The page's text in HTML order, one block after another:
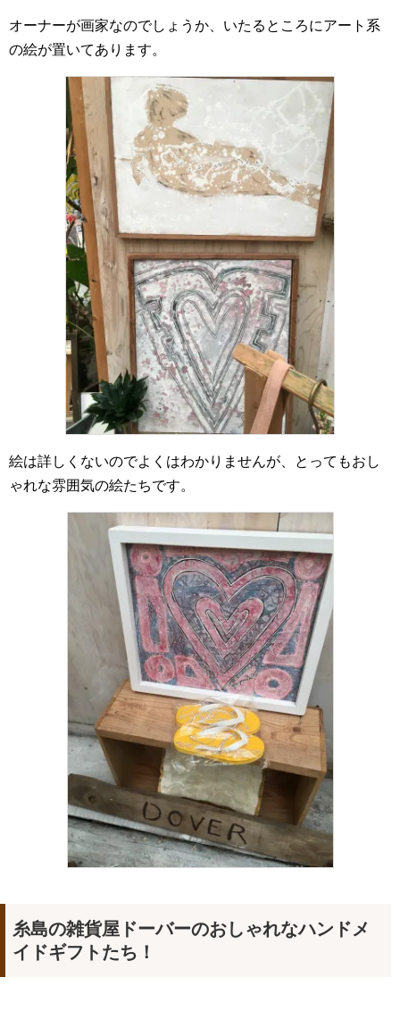
オーナーが画家なのでしょうか、いたるところにアート系
の絵が置いてあります。
絵は詳しくないのでよくはわかりませんが、とってもおし
ゃれな雰囲気の絵たちです。
糸島の雑貨屋ドーバーのおしゃれなハンドメ
イドギフトたち！